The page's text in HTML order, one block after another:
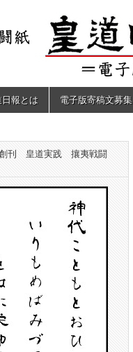
日報とは 電子版寄稿文募集
刊 皇道実践 攘夷戦闘